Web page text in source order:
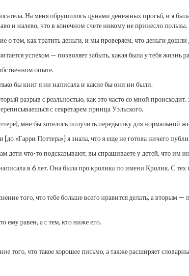
На меня обрушилось цунами денежных просьб, и я
и налево, что в конечном счете никому не принесло пользы.
том, как тратить деньги, и мы проверяем, что деньги
успехом — позволяет забыть, какая была у тебя жизнь
опыте.
бы книг я ни написала и какие бы они ни были.
разрыв с реальностью, как это часто со мной
с секретарем принца Уэльского.
мне бы хотелось получить передышку для нормальной
«Гарри Поттера»] я знала, что я еще не готова ничего
дети что-то подсказывают, вы спрашиваете у детей, что им
в 6 лет. Она была про кролика по имени Кролик. С
того, что тебе больше всего нравится делать, а вторым
ему равен, а с тем, кто ниже его.
того, что такое хорошее письмо, а также расширяет